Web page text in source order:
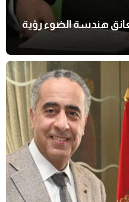
هندسة الضوء رؤية